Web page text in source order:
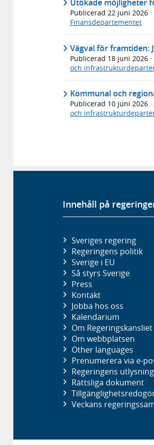
Utökade möjligheter
Publicerad 22 juni 2026 ·
Finansdepartementet
Vägval för framtiden:
Publicerad 18 juni 2026 ·
och
Kommunal och
Publicerad 10 juni 2026 ·
och
Innehåll på
Sveriges regering
Regeringens politik
Sverige i EU
Så styrs Sverige
Press
Kontakt
Jobba hos oss
Kalendarium
Om Regeringskansliet
Om webbplatsen
Other languages
Prenumerera via e-
Regeringens
Rättsliga dokument
Veckans